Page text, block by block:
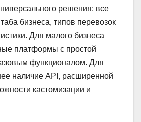
решения: все
бизнеса, типов перевозок
Для малого бизнеса
платформы с простой
функционалом. Для
наличие API, расширенной
кастомизации и